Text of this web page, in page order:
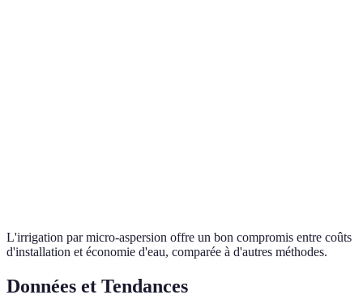
L'irrigation par micro-aspersion offre un bon compromis entre coûts
d'installation et économie d'eau, comparée à d'autres méthodes.
Données et Tendances